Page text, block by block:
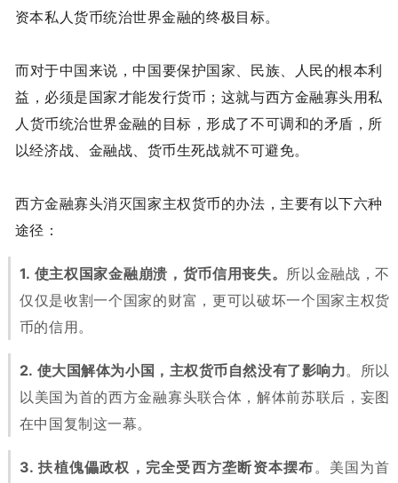
资本私人货币统治世界金融的终极目标。
而对于中国来说，中国要保护国家、民族、人民的根本利
益，必须是国家才能发行货币；这就与西方金融寡头用私
人货币统治世界金融的目标，形成了不可调和的矛盾，所
以经济战、金融战、货币生死战就不可避免。
西方金融寡头消灭国家主权货币的办法，主要有以下六种
途径：
1. 使主权国家金融崩溃，货币信用丧失。 所以金融战，不
仅仅是收割一个国家的财富，更可以破坏一个国家主权货
币的信用。
2. 使大国解体为小国，主权货币自然没有了影响力。所以
以美国为首的西方金融寡头联合体，解体前苏联后，妄图
在中国复制这一幕。
3. 扶植傀儡政权，完全受西方垄断资本摆布 。美国为首